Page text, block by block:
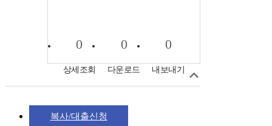
0
상세조회
0
다운로드
0
내보내기
복사/대출신청